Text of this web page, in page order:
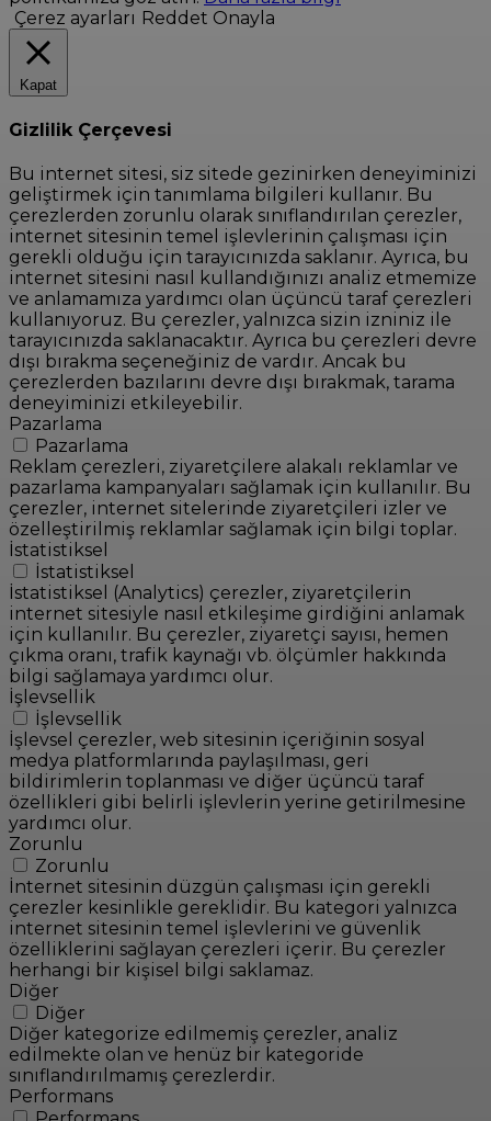
Çerez ayarları Reddet Onayla
Kapat
Gizlilik Çerçevesi
Bu internet sitesi, siz sitede gezinirken deneyiminizi
geliştirmek için tanımlama bilgileri kullanır. Bu
çerezlerden zorunlu olarak sınıflandırılan çerezler,
internet sitesinin temel işlevlerinin çalışması için
gerekli olduğu için tarayıcınızda saklanır. Ayrıca, bu
internet sitesini nasıl kullandığınızı analiz etmemize
ve anlamamıza yardımcı olan üçüncü taraf çerezleri
kullanıyoruz. Bu çerezler, yalnızca sizin izniniz ile
tarayıcınızda saklanacaktır. Ayrıca bu çerezleri devre
dışı bırakma seçeneğiniz de vardır. Ancak bu
çerezlerden bazılarını devre dışı bırakmak, tarama
deneyiminizi etkileyebilir.
Pazarlama
Pazarlama
Reklam çerezleri, ziyaretçilere alakalı reklamlar ve
pazarlama kampanyaları sağlamak için kullanılır. Bu
çerezler, internet sitelerinde ziyaretçileri izler ve
özelleştirilmiş reklamlar sağlamak için bilgi toplar.
İstatistiksel
İstatistiksel
İstatistiksel (Analytics) çerezler, ziyaretçilerin
internet sitesiyle nasıl etkileşime girdiğini anlamak
için kullanılır. Bu çerezler, ziyaretçi sayısı, hemen
çıkma oranı, trafik kaynağı vb. ölçümler hakkında
bilgi sağlamaya yardımcı olur.
İşlevsellik
İşlevsellik
İşlevsel çerezler, web sitesinin içeriğinin sosyal
medya platformlarında paylaşılması, geri
bildirimlerin toplanması ve diğer üçüncü taraf
özellikleri gibi belirli işlevlerin yerine getirilmesine
yardımcı olur.
Zorunlu
Zorunlu
İnternet sitesinin düzgün çalışması için gerekli
çerezler kesinlikle gereklidir. Bu kategori yalnızca
internet sitesinin temel işlevlerini ve güvenlik
özelliklerini sağlayan çerezleri içerir. Bu çerezler
herhangi bir kişisel bilgi saklamaz.
Diğer
Diğer
Diğer kategorize edilmemiş çerezler, analiz
edilmekte olan ve henüz bir kategoride
sınıflandırılmamış çerezlerdir.
Performans